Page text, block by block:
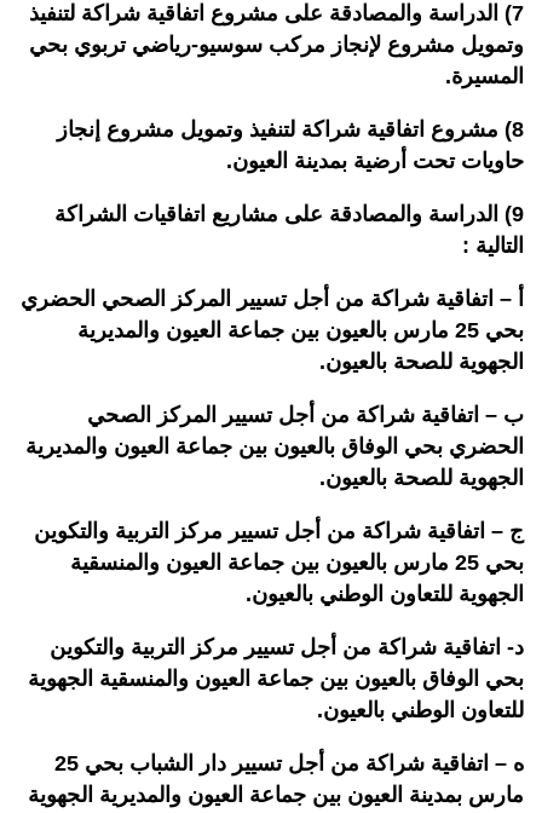
7) الدراسة والمصادقة على مشروع اتفاقية شراكة لتنفيذ
وتمويل مشروع لإنجاز مركب سوسيو-رياضي تربوي بحي
المسيرة.
8) مشروع اتفاقية شراكة لتنفيذ وتمويل مشروع إنجاز
حاويات تحت أرضية بمدينة العيون.
9) الدراسة والمصادقة على مشاريع اتفاقيات الشراكة
التالية :
أ – اتفاقية شراكة من أجل تسيير المركز الصحي الحضري
بحي 25 مارس بالعيون بين جماعة العيون والمديرية
الجهوية للصحة بالعيون.
ب – اتفاقية شراكة من أجل تسيير المركز الصحي
الحضري بحي الوفاق بالعيون بين جماعة العيون والمديرية
الجهوية للصحة بالعيون.
ج – اتفاقية شراكة من أجل تسيير مركز التربية والتكوين
بحي 25 مارس بالعيون بين جماعة العيون والمنسقية
الجهوية للتعاون الوطني بالعيون.
د- اتفاقية شراكة من أجل تسيير مركز التربية والتكوين
بحي الوفاق بالعيون بين جماعة العيون والمنسقية الجهوية
للتعاون الوطني بالعيون.
ه – اتفاقية شراكة من أجل تسيير دار الشباب بحي 25
مارس بمدينة العيون بين جماعة العيون والمديرية الجهوية